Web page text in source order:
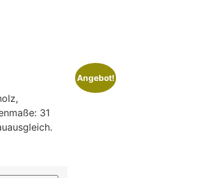
31
Angebot!